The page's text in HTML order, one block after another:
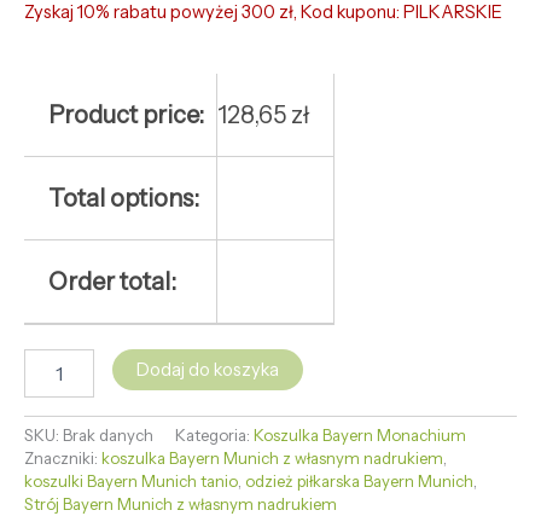
Zyskaj 10% rabatu powyżej 300 zł, Kod kuponu: PILKARSKIE
Product price: 128,65 zł
Total options:
Order total:
Dodaj do koszyka
SKU: Brak danych Kategoria: Koszulka Bayern Monachium
Znaczniki: koszulka Bayern Munich z własnym nadrukiem,
koszulki Bayern Munich tanio, odzież piłkarska Bayern Munich,
Strój Bayern Munich z własnym nadrukiem